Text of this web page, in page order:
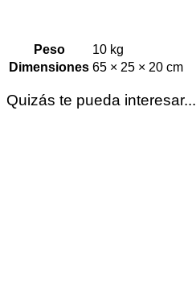
Peso
10 kg
Dimensiones 65 × 25 × 20 cm
Quizás te pueda interesar...